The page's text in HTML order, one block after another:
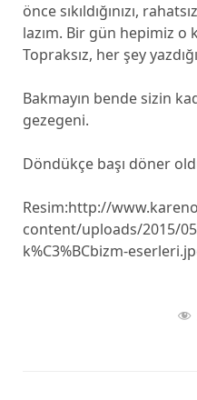
önce sıkıldığınızı,
lazım. Bir gün hepimiz o
Topraksız, her şey
Bakmayın bende sizin
gezegeni.
Döndükçe başı döner
Resim:http://
content/uploads/2015/
k%C3%BCbizm-